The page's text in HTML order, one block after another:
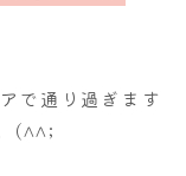
で通り過ぎます
(^^;